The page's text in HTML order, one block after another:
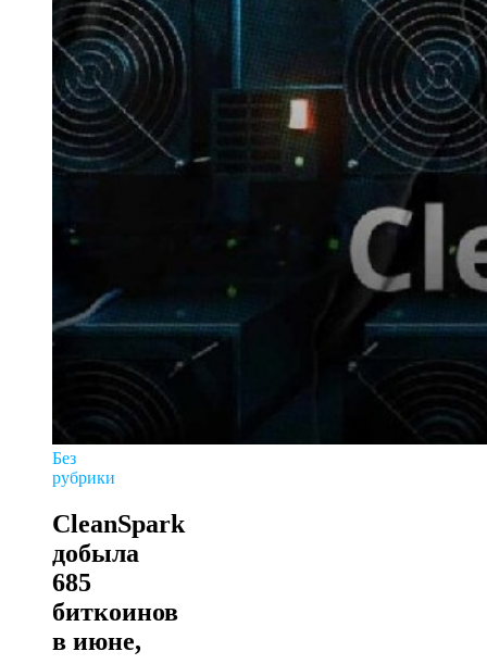
Без
рубрики
CleanSpark
добыла
685
биткоинов
в июне,